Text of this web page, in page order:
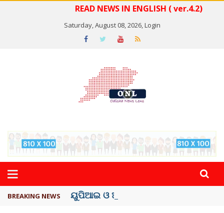
READ NEWS IN ENGLISH ( ver.4.2)
Saturday, August 08, 2026,Login
BREAKING NEWS ୟୁପିଆଇ ଓ ଅନ୍ୟାନ୍ୟ ଡିଜିଟାଲ୍ ନେଣଦେଣ ...